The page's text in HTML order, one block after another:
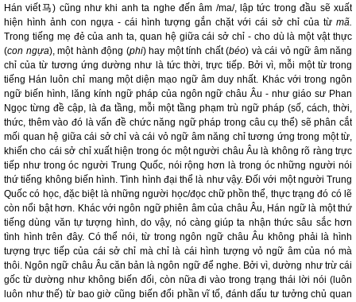
Hán viết马) cũng như khi anh ta nghe đến âm /ma/, lập tức trong đầu sẽ xuất
hiện hình ảnh con ngựa - cái hình tượng gắn chặt với cái sở chỉ của từ mã.
Trong tiếng mẹ đẻ của anh ta, quan hệ giữa cái sở chỉ - cho dù là một vật thực
(con ngựa), một hành động (phi) hay một tính chất (béo) và cái vỏ ngữ âm năng
chỉ của từ tương ứng dường như là tức thời, trực tiếp. Bởi vì, mỗi một từ trong
tiếng Hán luôn chỉ mang một diện mạo ngữ âm duy nhất. Khác với trong ngôn
ngữ biến hình, lăng kính ngữ pháp của ngôn ngữ châu Âu - như giáo sư Phan
Ngọc từng đề cập, là đa tầng, mỗi một tầng phạm trù ngữ pháp (số, cách, thời,
thức, thêm vào đó là vấn đề chức năng ngữ pháp trong câu cụ thể) sẽ phân cắt
mối quan hệ giữa cái sở chỉ và cái vỏ ngữ âm năng chỉ tương ứng trong một từ,
khiến cho cái sở chỉ xuất hiện trong óc một người châu Âu là không rõ ràng trực
tiếp như trong óc người Trung Quốc, nói rộng hơn là trong óc những người nói
thứ tiếng không biến hình. Tình hình đại thể là như vậy. Đối với một người Trung
Quốc có học, đặc biệt là những người học/đọc chữ phồn thể, thực trạng đó có lẽ
còn nổi bật hơn. Khác với ngôn ngữ phiên âm của châu Âu, Hán ngữ là một thứ
tiếng dùng văn tự tượng hình, do vậy, nó càng giúp ta nhận thức sâu sắc hơn
tình hình trên đây. Có thể nói, từ trong ngôn ngữ châu Âu không phải là hình
tượng trực tiếp của cái sở chỉ mà chỉ là cái hình tượng vỏ ngữ âm của nó mà
thôi. Ngôn ngữ châu Âu căn bản là ngôn ngữ để nghe. Bởi vì, dường như trừ cái
gốc từ dường như không biến đối, còn nữa đi vào trong trạng thái lời nói (luôn
luôn như thế) từ bao giờ cũng biến đổi phần vĩ tố, đánh dấu tư tưởng chủ quan